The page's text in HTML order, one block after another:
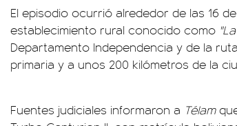
El episodio ocurrió alrededor de las 16
establecimiento rural conocido como
Departamento Independencia y de la
primaria y a unos 200 kilómetros de la
Fuentes judiciales informaron a Télam